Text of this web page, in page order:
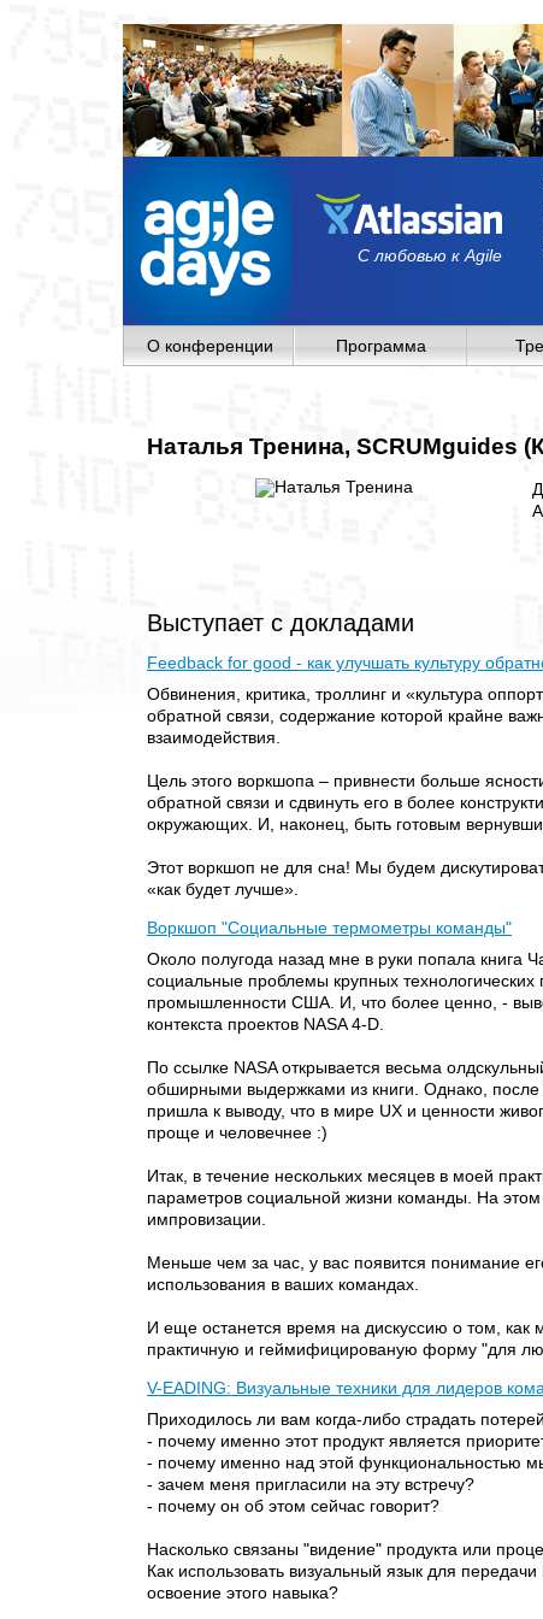
С любовью к Agile
О конференции Программа
Наталья Тренина, SCRUMguides
Выступает с докладами
Feedback for good - как улучшать культуру
Обвинения, критика, троллинг и «культура
обратной связи, содержание которой крайне
взаимодействия.
Цель этого воркшопа – привнести больше
обратной связи и сдвинуть его в более
окружающих. И, наконец, быть готовым
Этот воркшоп не для сна! Мы будем
«как будет лучше».
Воркшоп "Социальные термометры команды"
Около полугода назад мне в руки попала книга
социальные проблемы крупных
промышленности США. И, что более ценно, -
контекста проектов NASA 4-D.
По ссылке NASA открывается весьма
обширными выдержками из книги. Однако,
пришла к выводу, что в мире UХ и ценности
проще и человечнее :)
Итак, в течение нескольких месяцев в моей
параметров социальной жизни команды. На этом
импровизации.
Меньше чем за час, у вас появится понимание
использования в ваших командах.
И еще останется время на дискуссию о том,
практичную и геймифицированую форму "для
V-EADING: Визуальные техники для лидеров
Приходилось ли вам когда-либо страдать
- почему именно этот продукт является
- почему именно над этой функциональностью
- зачем меня пригласили на эту встречу?
- почему он об этом сейчас говорит?
Насколько связаны "видение" продукта или
Как использовать визуальный язык для
освоение этого навыка?